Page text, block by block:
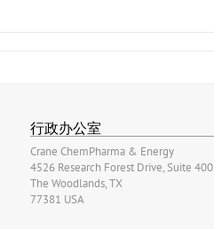
行政办公室
Crane ChemPharma & Energy
4526 Research Forest Drive, Suite 400
The Woodlands, TX
77381 USA